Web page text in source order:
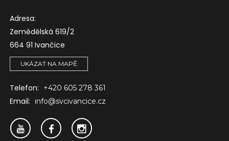
Adresa:
Zemědělská 619/2
664 91 Ivančice
UKÁZAT NA MAPĚ
Telefon: +420 605 278 361
Email: info@svcivancice.cz